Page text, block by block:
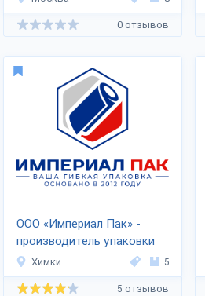
0 отзывов
ООО «Империал Пак» -
производитель упаковки
Химки 5
5 отзывов